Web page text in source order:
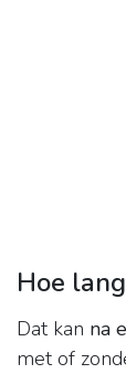
Hoe
Dat kan na
met of